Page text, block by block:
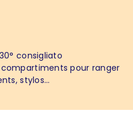
consigliato
pour ranger
stylos...